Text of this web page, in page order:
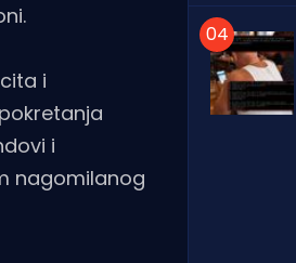
i
i
nagomilanog